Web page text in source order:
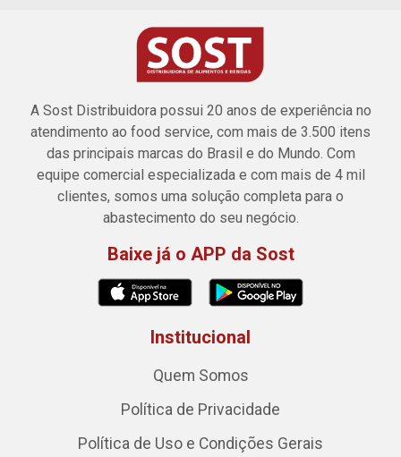
A Sost Distribuidora possui 20 anos de experiência no
atendimento ao food service, com mais de 3.500 itens
das principais marcas do Brasil e do Mundo. Com
equipe comercial especializada e com mais de 4 mil
clientes, somos uma solução completa para o
abastecimento do seu negócio.
Baixe já o APP da Sost
Institucional
Quem Somos
Política de Privacidade
Política de Uso e Condições Gerais